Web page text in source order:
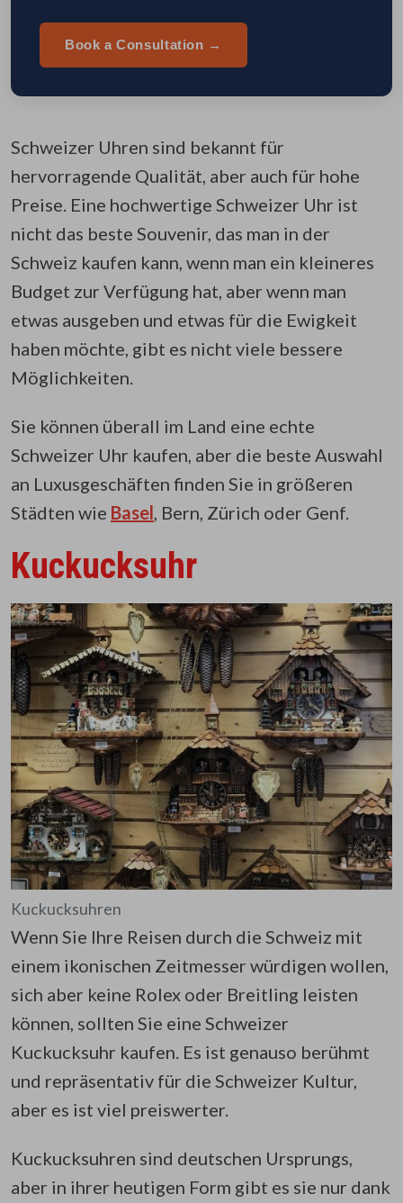
Book a Consultation →
Schweizer Uhren sind bekannt für
hervorragende Qualität, aber auch für hohe
Preise. Eine hochwertige Schweizer Uhr ist
nicht das beste Souvenir, das man in der
Schweiz kaufen kann, wenn man ein kleineres
Budget zur Verfügung hat, aber wenn man
etwas ausgeben und etwas für die Ewigkeit
haben möchte, gibt es nicht viele bessere
Möglichkeiten.
Sie können überall im Land eine echte
Schweizer Uhr kaufen, aber die beste Auswahl
an Luxusgeschäften finden Sie in größeren
Städten wie Basel, Bern, Zürich oder Genf.
Kuckucksuhr
Kuckucksuhren
Wenn Sie Ihre Reisen durch die Schweiz mit
einem ikonischen Zeitmesser würdigen wollen,
sich aber keine Rolex oder Breitling leisten
können, sollten Sie eine Schweizer
Kuckucksuhr kaufen. Es ist genauso berühmt
und repräsentativ für die Schweizer Kultur,
aber es ist viel preiswerter.
Kuckucksuhren sind deutschen Ursprungs,
aber in ihrer heutigen Form gibt es sie nur dank